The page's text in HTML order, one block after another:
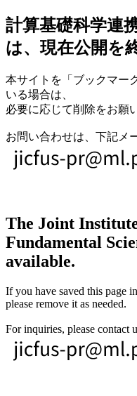
計算基礎科学連
は、現在公開を
本サイトを「ブックマー
いる場合は、
必要に応じて削除をお願
お問い合わせは、下記メ
The Joint
Fundamental
available.
If you have saved this page
please remove it as needed.
For inquiries, please contact